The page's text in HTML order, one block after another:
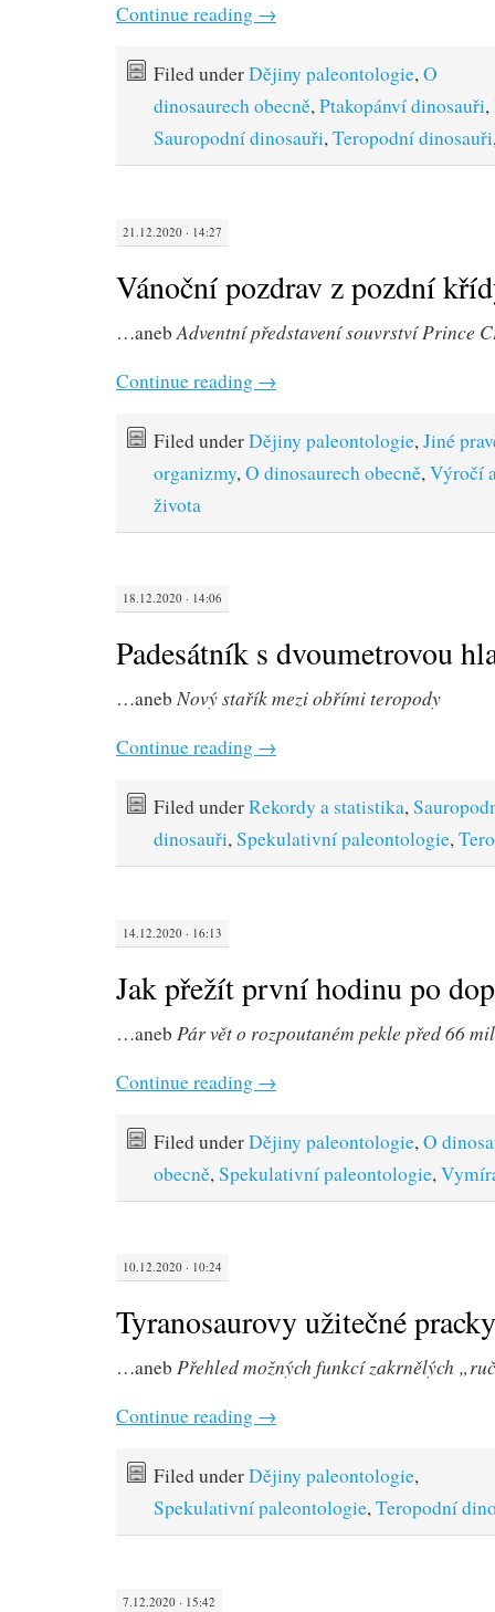
Continue reading →
Filed underDějiny paleontologie,O
dinosaurech obecně,Ptakopánví dinosauři,
Sauropodní dinosauři,Teropodní dinosauři
21.12.2020 · 14:27
Vánoční pozdrav z pozdní
…aneb Adventní představení souvrství Prince
Continue reading →
Filed underDějiny paleontologie, Jiné
organizmy, O dinosaurech obecně, Výročí
života
18.12.2020 · 14:06
Padesátník s dvoumetrovou
…aneb Nový stařík mezi obřími teropody
Continue reading →
Filed underRekordy a statistika,
dinosauři,Spekulativní paleontologie,
14.12.2020 · 16:13
Jak přežít první hodinu po
…aneb Pár vět o rozpoutaném pekle před 66
Continue reading →
Filed underDějiny paleontologie,O
obecně,Spekulativní paleontologie,
10.12.2020 · 10:24
Tyranosaurovy užitečné pracky
…aneb Přehled možných funkcí zakrnělých
Continue reading →
Filed underDějiny paleontologie,
Spekulativní paleontologie,Teropodní
7.12.2020 · 15:42